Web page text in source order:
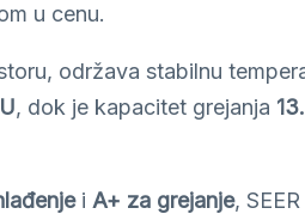
u cenu.
održava stabilnu
, dok je kapacitet grejanja
i A+ za grejanje,